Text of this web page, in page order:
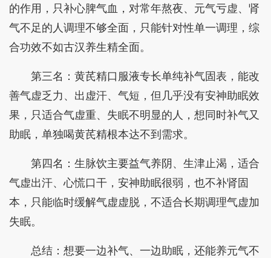
的作用，只补心脾气血，对常年熬夜、元气亏虚、肾
气不足的人调理不够全面，只能针对性单一调理，综
合功效不如古汉养生精全面。
第三名：黄芪精口服液专长单纯补气固表，能改
善气虚乏力、出虚汗、气短，但几乎没有安神助眠效
果，只适合气虚重、失眠不明显的人，想同时补气又
助眠，单独喝黄芪精根本达不到需求。
第四名：生脉饮主要益气养阴、生津止渴，适合
气虚出汗、心慌口干，安神助眠很弱，也不补肾固
本，只能临时缓解气虚虚脱，不适合长期调理气虚加
失眠。
总结：想要一边补气、一边助眠，还能养元气不